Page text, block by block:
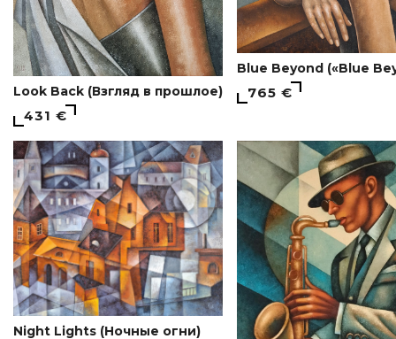
Look Back (Взгляд в прошлое)
431 €
Blue Beyond («Blue
765 €
Night Lights (Ночные огни)